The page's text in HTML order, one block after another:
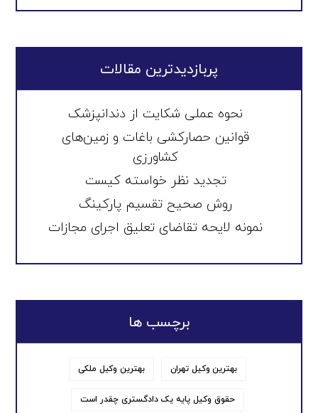
پربازدیدترین مقالات
نحوه عملی شکایت از دندانپزشک
قوانین حصارکشی باغات و زمین‌های
کشاورزی
تجدید نظر خواسته کیست
روش صحیح تقسیم پارکینگ
نمونه لایحه تقاضای تعلیق اجرای مجازات
برچسب ها
بهترین وکیل تهران بهترین وکیل ملکی
حقوق وکیل پایه یک دادگستری چقدر است